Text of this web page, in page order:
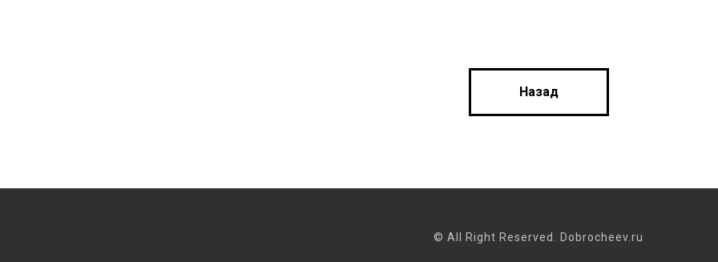
Назад
© All Right Reserved. Dobrocheev.ru